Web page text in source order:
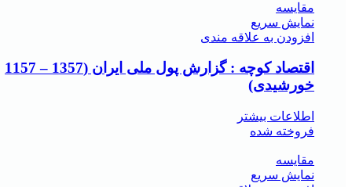
مقايسه
نمایش سریع
افزودن به علاقه مندی
اقتصاد کوچه : گزارش پول ملی ایران (1357 – 1157
خورشیدی)
اطلاعات بیشتر
فروخته شده
مقايسه
نمایش سریع